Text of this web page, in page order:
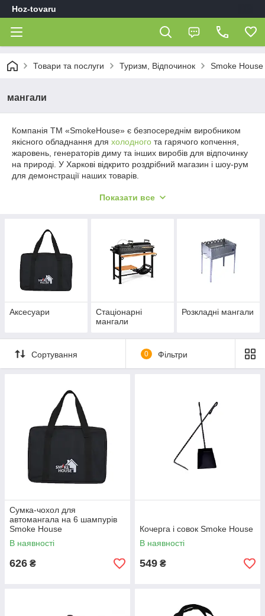
Hoz-tovaru
Товари та послуги Туризм, Відпочинок Smoke House
мангали
Компанія ТМ «SmokeHouse» є безпосереднім виробником
якісного обладнання для холодного та гарячого копчення,
жаровень, генераторів диму та інших виробів для відпочинку
на природі. У Харкові відкрито роздрібний магазин і шоу-рум
для демонстрації наших товарів.
поїздок за місто на шашлики або в ліс.
Укоплектованы: дровницею, підставкою під казан,
додатковими полицями, перегородкою для розподілу спека,
верхнім і нижнім столом.
Виготовлені з високоякісної сталі товщиною в 4 мм, зверху
довговічність виробу.
Для розпалення вогню в мангалі можна використовувати як
Основні характеристики жаровні
складеному вигляді. Може зберігатися у коморі або на
Форма виробу – прямокутна. Поверхня стійка до механічних
пошкоджень, вологи та легко відмивається від жиру.
Помещается одновременно от 16 до 20 шампуров. Есть
возможность самостоятельно регулировать высоту решетки-
Многофункциональное оборудование, может использоваться
Габариты и вес изделия
Компактная рабочая поверхность (1000х350х150 мм.).
Показати все
Аксесуари
Стаціонарні
мангали
Розкладні мангали
Сортування 0 Фільтри
Сумка-чохол для
автомангала на 6 шампурів
Smoke House
В наявності
626 ₴
Кочерга і совок Smoke House
В наявності
549 ₴